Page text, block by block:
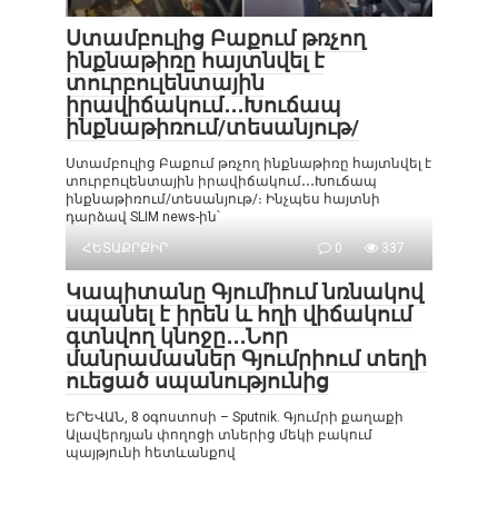
Ստամբուլից Բաքում թռչող
ինքնաթիռը հայտնվել է
տուրբուլենտային
իրավիճակում․․․Խուճապ
ինքնաթիռում/տեսանյութ/
Ստամբուլից Բաքում թռչող ինքնաթիռը հայտնվել է
տուրբուլենտային իրավիճակում․․․Խուճապ
ինքնաթիռում/տեսանյութ/։ Ինչպես հայտնի
դարձավ SLIM news-ին՝
ՀԵՏԱՔՐՔԻՐ
0 337
Կապիտանը Գյումիում նռնակով
սպանել է իրեն և հղի վիճակում
գտնվող կնոջը․․․Նոր
մանրամասներ Գյումրիում տեղի
ուեցած սպանությունից
ԵՐԵՎԱՆ, 8 օգոստոսի – Sputnik. Գյումրի քաղաքի
Ալավերդյան փողոցի տներից մեկի բակում
պայթյունի հետևանքով